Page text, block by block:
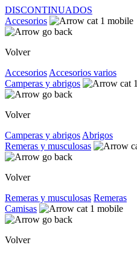
DISCONTINUADOS
Accesorios
Volver
Accesorios Accesorios varios
Camperas y abrigos
Volver
Camperas y abrigos Abrigos
Remeras y musculosas
Volver
Remeras y musculosas Remeras
Camisas
Volver